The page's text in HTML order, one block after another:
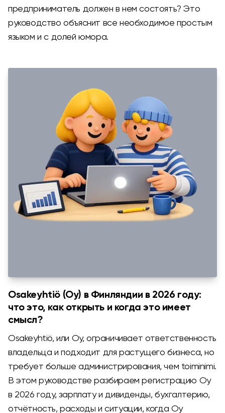
предприниматель должен в нем состоять? Это
руководство объяснит все необходимое простым
языком и с долей юмора.
Osakeyhtiö (Oy) в Финляндии в 2026 году:
что это, как открыть и когда это имеет
смысл?
Osakeyhtiö, или Oy, ограничивает ответственность
владельца и подходит для растущего бизнеса, но
требует больше администрирования, чем toiminimi.
В этом руководстве разбираем регистрацию Oy
в 2026 году, зарплату и дивиденды, бухгалтерию,
отчётность, расходы и ситуации, когда Oy